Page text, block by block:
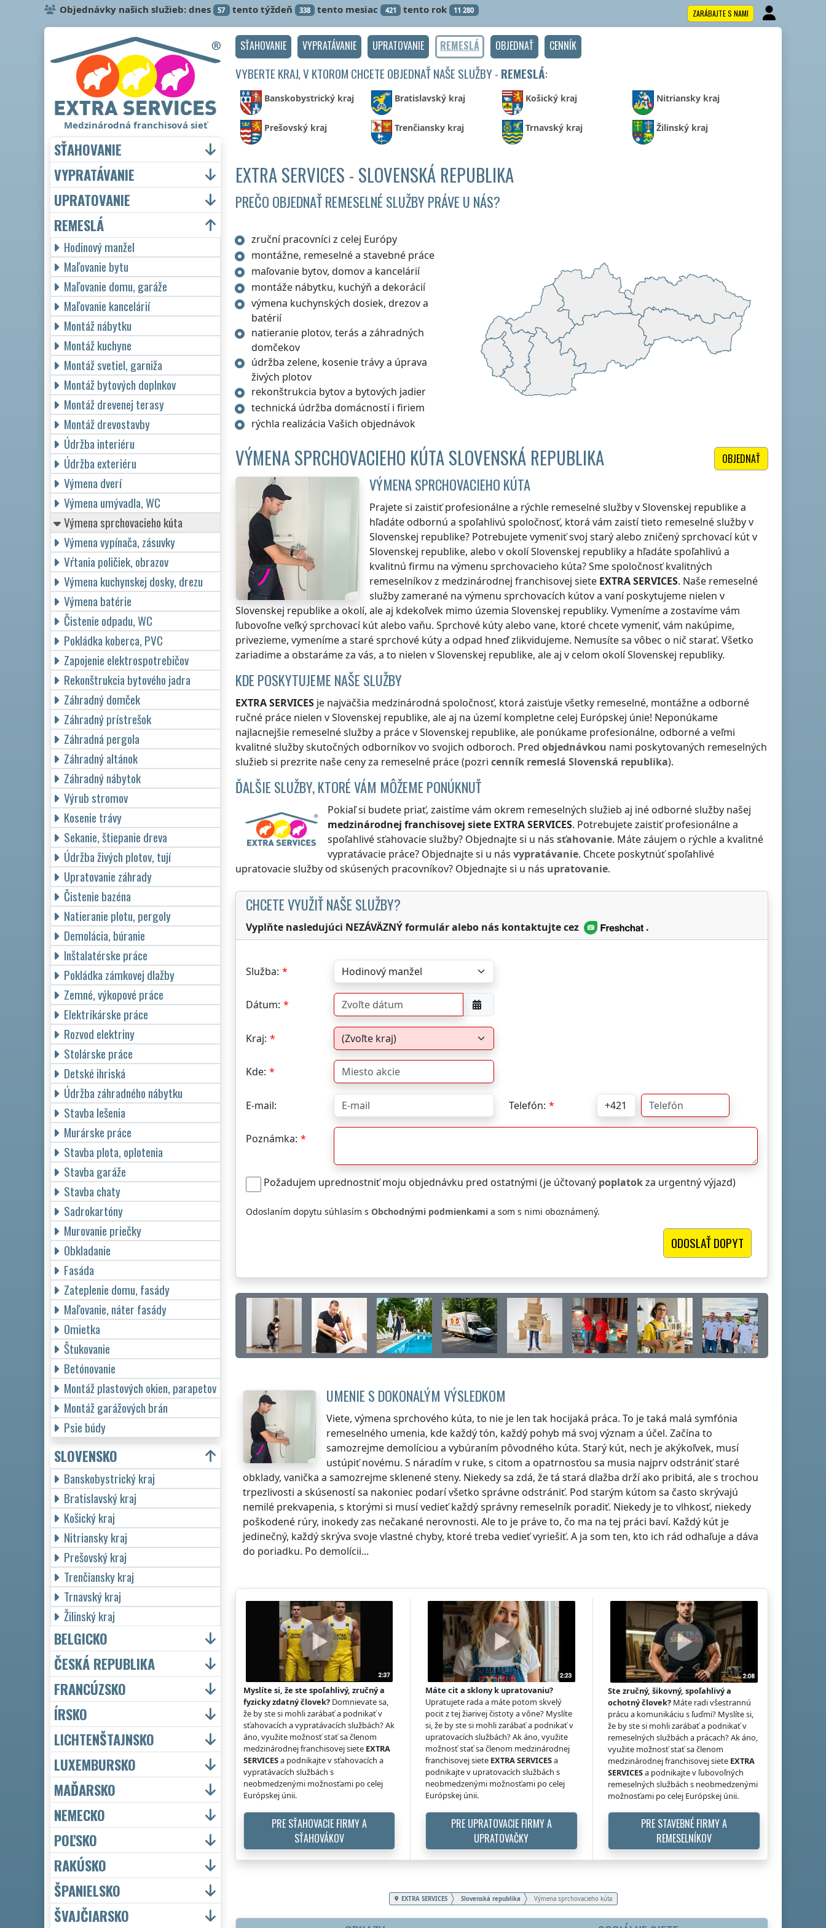
Objednávky našich služieb: dnes 57 tento týždeň 338 tento mesiac 421 tento rok 11 280 ZARÁBAJTE S NAMI
SŤAHOVANIE VYPRATÁVANIE UPRATOVANIE REMESLÁ OBJEDNAŤ CENNÍK
VYBERTE KRAJ, V KTOROM CHCETE OBJEDNAŤ NAŠE SLUŽBY - REMESLÁ:
Banskobystrický kraj Bratislavský kraj Košický kraj Nitriansky kraj
Prešovský kraj Trenčiansky kraj Trnavský kraj Žilinský kraj
EXTRA SERVICES - SLOVENSKÁ REPUBLIKA
PREČO OBJEDNAŤ REMESELNÉ SLUŽBY PRÁVE U NÁS?
zruční pracovníci z celej Európy
montážne, remeselné a stavebné práce
maľovanie bytov, domov a kancelárií
montáže nábytku, kuchýň a dekorácií
výmena kuchynských dosiek, drezov a
batérií
natieranie plotov, terás a záhradných
domčekov
údržba zelene, kosenie trávy a úprava
živých plotov
rekonštrukcia bytov a bytových jadier
technická údržba domácností i firiem
rýchla realizácia Vašich objednávok
OBJEDNAŤ
VÝMENA SPRCHOVACIEHO KÚTA SLOVENSKÁ REPUBLIKA
VÝMENA SPRCHOVACIEHO KÚTA
Prajete si zaistiť profesionálne a rýchle remeselné službyv Slovenskej republikea
hľadáte odbornú a spoľahlivú spoločnosť, ktorá vám zaistí tieto remeselné službyv
Slovenskej republike? Potrebujete vymeniť svoj starý alebo zničený sprchovací kútv
Slovenskej republike, alebo v okolíSlovenskej republikya hľadáte spoľahlivú a
kvalitnú firmu na výmenu sprchovacieho kúta? Sme spoločnosť kvalitných
remeselníkov z medzinárodnej franchisovej siete EXTRA SERVICES. Naše remeselné
služby zamerané na výmenu sprchovacích kútov a vaní poskytujeme nielen v
Slovenskej republikea okolí, ale aj kdekoľvek mimo územia Slovenskej republiky. Vymeníme a zostavíme vám
ľubovoľne veľký sprchovací kút alebo vaňu. Sprchové kúty alebo vane, ktoré chcete vymeniť, vám nakúpime,
privezieme, vymeníme a staré sprchové kúty a odpad hneď zlikvidujeme. Nemusíte sa vôbec o nič starať. Všetko
zariadime a obstaráme za vás, a to nielen v Slovenskej republike, ale aj v celom okolíSlovenskej republiky.
KDE POSKYTUJEME NAŠE SLUŽBY
EXTRA SERVICES je najväčšia medzinárodná spoločnosť, ktorá zaisťuje všetky remeselné, montážne a odborné
ručné práce nielen v Slovenskej republike, ale aj na území kompletne celej Európskej únie! Neponúkame
najlacnejšie remeselné služby a prácev Slovenskej republike, ale ponúkame profesionálne, odborné a veľmi
kvalitné služby skutočných odborníkov vo svojich odboroch. Pred objednávkou nami poskytovaných remeselných
služieb si prezrite naše ceny za remeselné práce (pozri cenník remeslá Slovenská republika).
ĎALŠIE SLUŽBY, KTORÉ VÁM MÔŽEME PONÚKNUŤ
Pokiaľ si budete priať, zaistíme vám okrem remeselných služieb aj iné odborné služby našej
medzinárodnej franchisovej siete EXTRA SERVICES. Potrebujete zaistiť profesionálne a
spoľahlivé sťahovacie služby? Objednajte si u nás sťahovanie. Máte záujem o rýchle a kvalitné
vypratávacie práce? Objednajte si u nás vypratávanie. Chcete poskytnúť spoľahlivé
upratovacie služby od skúsených pracovníkov? Objednajte si u nás upratovanie.
CHCETE VYUŽIŤ NAŠE SLUŽBY?
Vyplňte nasledujúci NEZÁVÄZNÝ formulár alebo nás kontaktujte cez .
Služba:
Dátum:
Kraj:
Kde:
E-mail: Telefón:
Poznámka:
Požadujem uprednostniť moju objednávku pred ostatnými (je účtovaný poplatokza urgentný výjazd)
Odoslaním dopytu súhlasím s Obchodnými podmienkami a som s nimi oboznámený.
UMENIE S DOKONALÝM VÝSLEDKOM
Viete, výmena sprchového kúta, to nie je len tak hocijaká práca. To je taká malá symfónia
remeselného umenia, kde každý tón, každý pohyb má svoj význam a účel. Začína to
samozrejme demolíciou a vybúraním pôvodného kúta. Starý kút, nech je akýkoľvek, musí
ustúpiť novému. S náradím v ruke, s citom a opatrnosťou sa musia najprv odstrániť staré
obklady, vanička a samozrejme sklenené steny. Niekedy sa zdá, že tá stará dlažba drží ako pribitá, ale s trochou
trpezlivosti a skúseností sa nakoniec podarí všetko správne odstrániť. Pod starým kútom sa často skrývajú
nemilé prekvapenia, s ktorými si musí vedieť každý správny remeselník poradiť. Niekedy je to vlhkosť, niekedy
poškodené rúry, inokedy zas nečakané nerovnosti. Ale to je práve to, čo ma na tej práci baví. Každý kút je
jedinečný, každý skrýva svoje vlastné chyby, ktoré treba vedieť vyriešiť. A ja som ten, kto ich rád odhaľuje a dáva
do poriadku. Po demolícii...
Myslíte si, že ste spoľahlivý, zručný a
fyzicky zdatný človek? Domnievate sa,
že by ste si mohli zarábať a podnikať v
sťahovacích a vypratávacích službách? Ak
áno, využite možnosť stať sa členom
medzinárodnej franchisovej siete EXTRA
SERVICESa podnikajte v sťahovacích a
vypratávacích službách s
neobmedzenými možnosťami po celej
Európskej únii.
PRE SŤAHOVACIE FIRMY A
SŤAHOVÁKOV
Máte cit a sklony k upratovaniu?
Upratujete rada a máte potom skvelý
pocit z tej žiarivej čistoty a vône? Myslíte
si, že by ste si mohli zarábať a podnikať v
upratovacích službách? Ak áno, využite
možnosť stať sa členom medzinárodnej
franchisovej siete EXTRA SERVICESa
podnikajte v upratovacích službách s
neobmedzenými možnosťami po celej
Európskej únii.
PRE UPRATOVACIE FIRMY A
UPRATOVAČKY
Ste zručný, šikovný, spoľahlivý a
ochotný človek?Máte radi všestrannú
prácu a komunikáciu s ľuďmi? Myslíte si,
že by ste si mohli zarábať a podnikať v
remeselných službách a prácach? Ak áno,
využite možnosť stať sa členom
medzinárodnej franchisovej siete EXTRA
SERVICESa podnikajte v ľubovoľných
remeselných službách s neobmedzenými
možnosťami po celej Európskej únii.
PRE STAVEBNÉ FIRMY A
REMESELNÍKOV
EXTRA SERVICES Slovenská republika Výmena sprchovacieho kúta
Medzinárodná franchisová sieť
SŤAHOVANIE
VYPRATÁVANIE
UPRATOVANIE
REMESLÁ
Hodinový manžel
Maľovanie bytu
Maľovanie domu, garáže
Maľovanie kancelárií
Montáž nábytku
Montáž kuchyne
Montáž svetiel, garniža
Montáž bytových doplnkov
Montáž drevenej terasy
Montáž drevostavby
Údržba interiéru
Údržba exteriéru
Výmena dverí
Výmena umývadla, WC
Výmena sprchovacieho kúta
Výmena vypínača, zásuvky
Vŕtania poličiek, obrazov
Výmena kuchynskej dosky, drezu
Výmena batérie
Čistenie odpadu, WC
Pokládka koberca, PVC
Zapojenie elektrospotrebičov
Rekonštrukcia bytového jadra
Záhradný domček
Záhradný prístrešok
Záhradná pergola
Záhradný altánok
Záhradný nábytok
Výrub stromov
Kosenie trávy
Sekanie, štiepanie dreva
Údržba živých plotov, tují
Upratovanie záhrady
Čistenie bazéna
Natieranie plotu, pergoly
Demolácia, búranie
Inštalatérske práce
Pokládka zámkovej dlažby
Zemné, výkopové práce
Elektrikárske práce
Rozvod elektriny
Stolárske práce
Detské ihriská
Údržba záhradného nábytku
Stavba lešenia
Murárske práce
Stavba plota, oplotenia
Stavba garáže
Stavba chaty
Sadrokartóny
Murovanie priečky
Obkladanie
Fasáda
Zateplenie domu, fasády
Maľovanie, náter fasády
Omietka
Štukovanie
Betónovanie
Montáž plastových okien, parapetov
Montáž garážových brán
Psie búdy
SLOVENSKO
Banskobystrický kraj
Bratislavský kraj
Košický kraj
Nitriansky kraj
Prešovský kraj
Trenčiansky kraj
Trnavský kraj
Žilinský kraj
BELGICKO
ČESKÁ REPUBLIKA
FRANCÚZSKO
ÍRSKO
LICHTENŠTAJNSKO
LUXEMBURSKO
MAĎARSKO
NEMECKO
POĽSKO
RAKÚSKO
ŠPANIELSKO
ŠVAJČIARSKO